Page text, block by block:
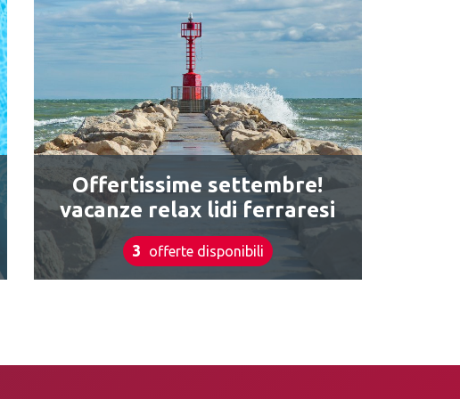
Offertissime settembre!
vacanze relax lidi ferraresi
3 offerte disponibili